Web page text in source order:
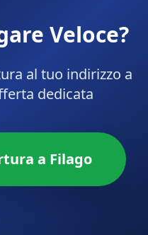
Veloce?
al tuo indirizzo a
dedicata
a Filago